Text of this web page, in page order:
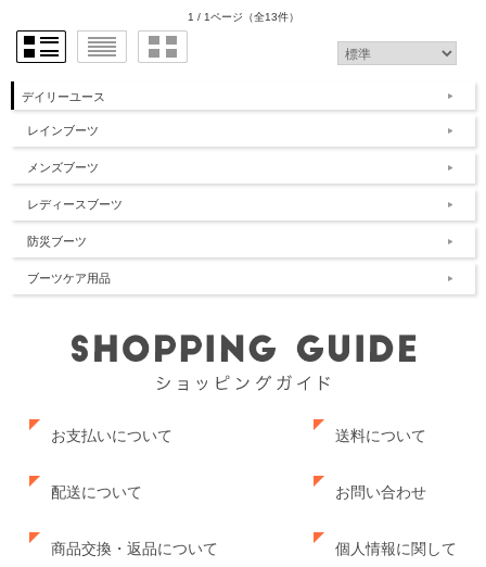
1 / 1ページ （全13件）
デイリーユース
レインブーツ
メンズブーツ
レディースブーツ
防災ブーツ
ブーツケア用品
お支払いについて
配送について
商品交換・返品について
送料について
お問い合わせ
個人情報に関して